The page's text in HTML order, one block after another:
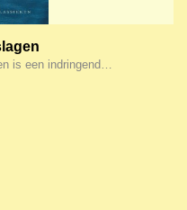
is een indringend…